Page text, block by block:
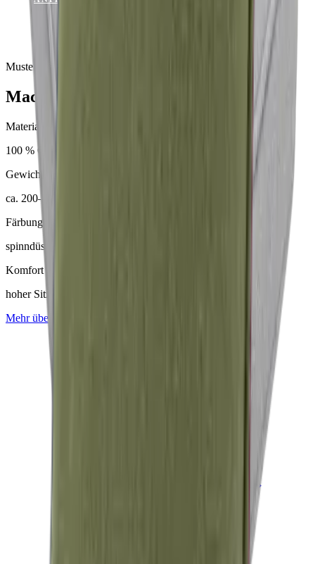
Muster & Beratung auf Anfrage
Mackintosh® Nerio
Material
100 % Olefin (50 % recycelt)
Gewicht
ca. 200–230 g/m²
Färbung
spinndüsengefärbt
Komfort
hoher Sitzkomfort
Mehr über